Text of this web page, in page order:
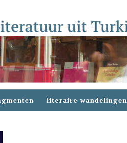
literaire wandelingen